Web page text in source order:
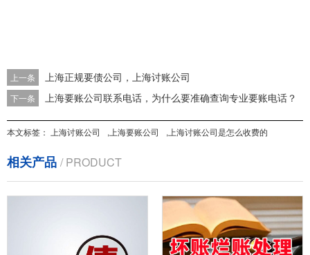
上一条 上海正规要债公司，上海讨账公司
下一条 上海要账公司联系电话，为什么要准确查询专业要账电话？
本文标签： 上海讨账公司 , 上海要账公司 , 上海讨账公司是怎么收费的
相关产品 / PRODUCT